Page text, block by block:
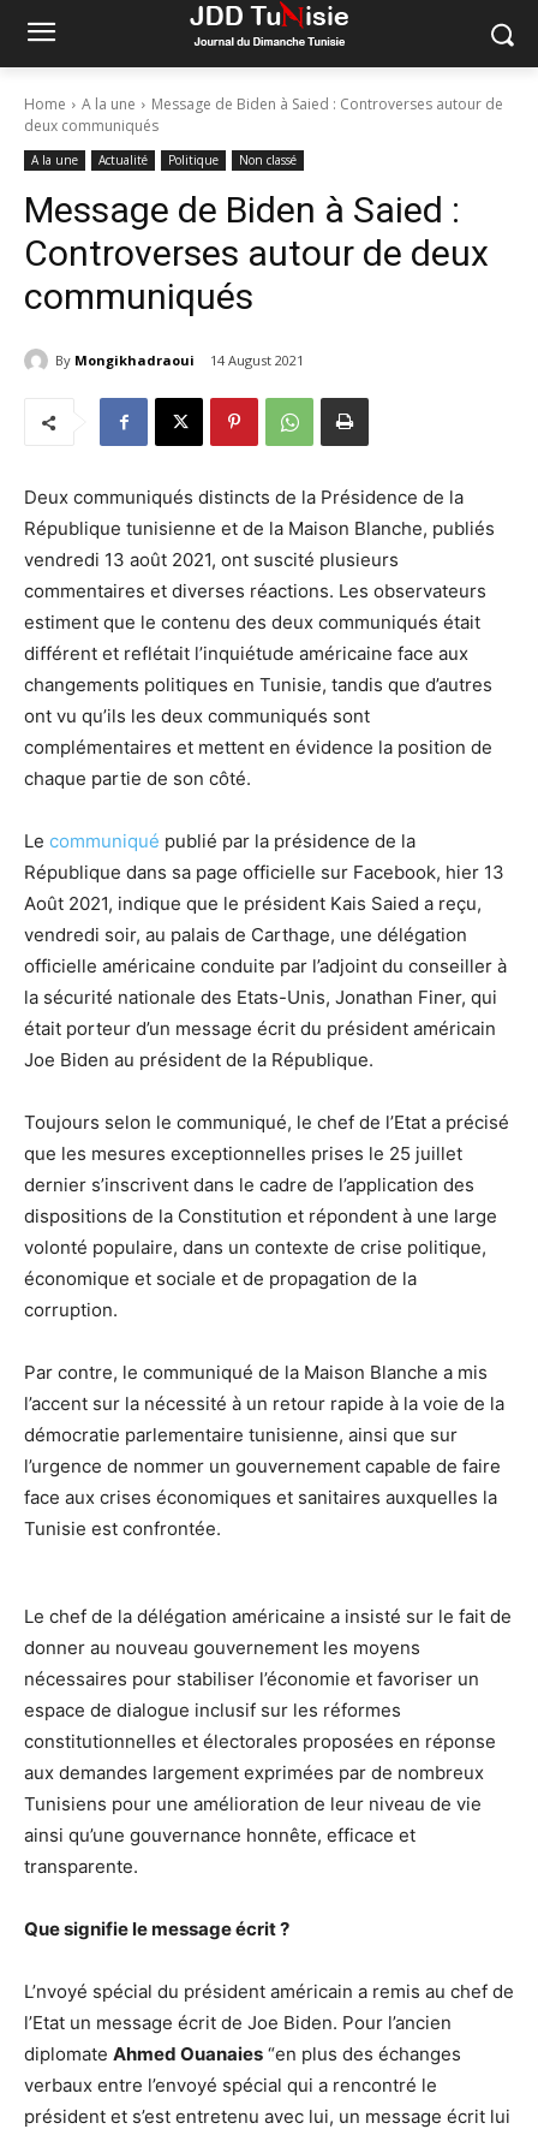
Home A la une
Message de Biden à Saied : Controverses autour de
deux communiqués
A la une Actualité Politique Non classé
Message de Biden à Saied :
Controverses autour de deux
communiqués
By Mongikhadraoui 14 August 2021
Deux communiqués distincts de la Présidence de la
République tunisienne et de la Maison Blanche, publiés
vendredi 13 août 2021, ont suscité plusieurs
commentaires et diverses réactions. Les observateurs
estiment que le contenu des deux communiqués était
différent et reflétait l’inquiétude américaine face aux
changements politiques en Tunisie, tandis que d’autres
ont vu qu’ils les deux communiqués sont
complémentaires et mettent en évidence la position de
chaque partie de son côté.
Le communiqué publié par la présidence de la
République dans sa page officielle sur Facebook, hier 13
Août 2021, indique que le président Kais Saied a reçu,
vendredi soir, au palais de Carthage, une délégation
officielle américaine conduite par l’adjoint du conseiller à
la sécurité nationale des Etats-Unis, Jonathan Finer, qui
était porteur d’un message écrit du président américain
Joe Biden au président de la République.
Toujours selon le communiqué, le chef de l’Etat a précisé
que les mesures exceptionnelles prises le 25 juillet
dernier s’inscrivent dans le cadre de l’application des
dispositions de la Constitution et répondent à une large
volonté populaire, dans un contexte de crise politique,
économique et sociale et de propagation de la
corruption.
Par contre, le communiqué de la Maison Blanche a mis
l’accent sur la nécessité à un retour rapide à la voie de la
démocratie parlementaire tunisienne, ainsi que sur
l’urgence de nommer un gouvernement capable de faire
face aux crises économiques et sanitaires auxquelles la
Tunisie est confrontée.
Le chef de la délégation américaine a insisté sur le fait de
donner au nouveau gouvernement les moyens
nécessaires pour stabiliser l’économie et favoriser un
espace de dialogue inclusif sur les réformes
constitutionnelles et électorales proposées en réponse
aux demandes largement exprimées par de nombreux
Tunisiens pour une amélioration de leur niveau de vie
ainsi qu’une gouvernance honnête, efficace et
transparente.
Que signifie le message écrit ?
L’nvoyé spécial du président américain a remis au chef de
l’Etat un message écrit de Joe Biden. Pour l’ancien
diplomate Ahmed Ouanaies “en plus des échanges
verbaux entre l’envoyé spécial qui a rencontré le
président et s’est entretenu avec lui, un message écrit lui